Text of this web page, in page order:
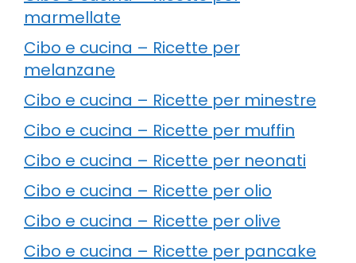
marmellate
Cibo e cucina – Ricette per
melanzane
Cibo e cucina – Ricette per minestre
Cibo e cucina – Ricette per muffin
Cibo e cucina – Ricette per neonati
Cibo e cucina – Ricette per olio
Cibo e cucina – Ricette per olive
Cibo e cucina – Ricette per pancake